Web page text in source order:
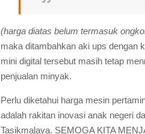
(harga diatas belum termasuk
maka ditambahkan aki ups dengan
mini digital tersebut masih tetap
penjualan minyak.
Perlu diketahui harga mesin
adalah rakitan inovasi anak negeri
Tasikmalaya. SEMOGA KITA